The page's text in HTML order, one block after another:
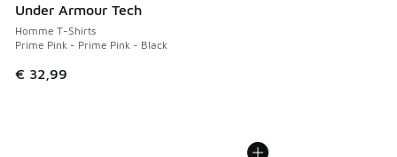
Under Armour Tech
Homme T-Shirts
Prime Pink - Prime Pink - Black
€ 32,99